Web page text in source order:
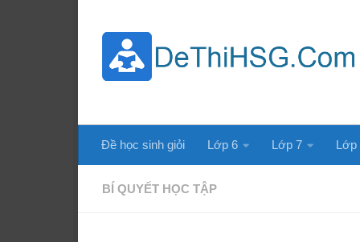
Đề học sinh giỏi Lớp 6 Lớp 7 Lớp
BÍ QUYẾT HỌC TẬP